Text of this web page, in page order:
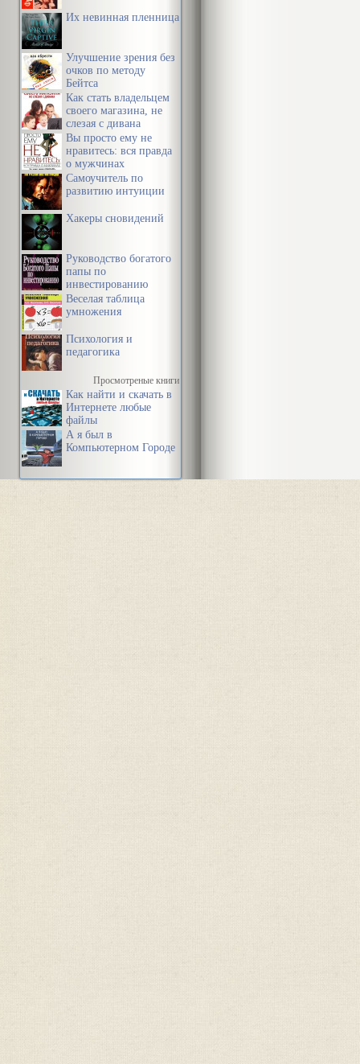
Их невинная пленница
Улучшение зрения без
очков по методу
Бейтса
Как стать владельцем
своего магазина, не
слезая с дивана
Вы просто ему не
нравитесь: вся правда
о мужчинах
Самоучитель по
развитию интуиции
Хакеры сновидений
Руководство богатого
папы по
инвестированию
Веселая таблица
умножения
Психология и
педагогика
Просмотреные книги
Как найти и скачать в
Интернете любые
файлы
А я был в
Компьютерном Городе